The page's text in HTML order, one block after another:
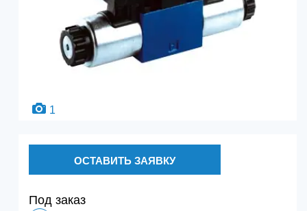
1
ОСТАВИТЬ ЗАЯВКУ
Под заказ